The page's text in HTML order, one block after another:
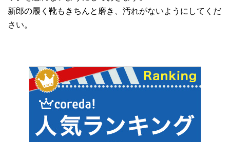
新郎の履く靴もきちんと磨き、汚れがないようにしてくだ
さい。